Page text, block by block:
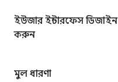
ইউজার ইন্টারফেস ডিজাইন
করুন
মুল ধারণা